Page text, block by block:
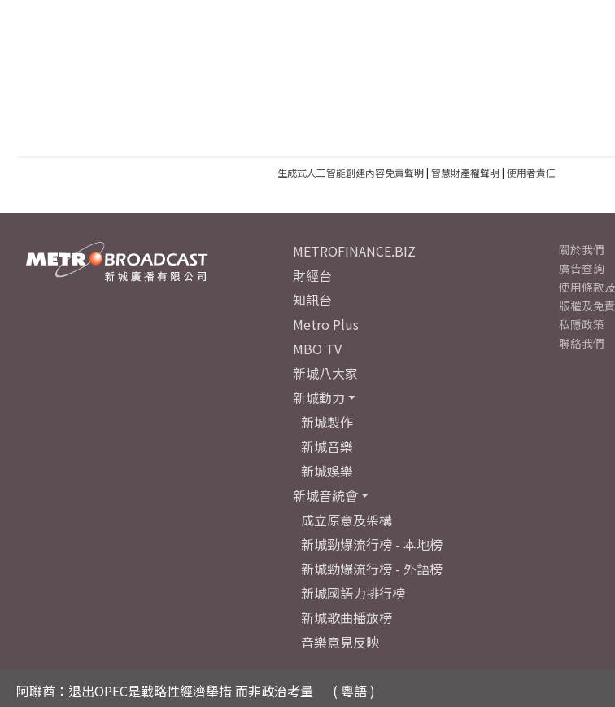
生成式人工智能創建內容免責聲明| 智慧財產權聲明| 使用者責任
阿聯酋：退出OPEC是戰略性經濟舉措 而非政治考量
( 粵語 )
METROFINANCE.BIZ
財經台
知訊台
Metro Plus
MBO TV
新城八大家
新城動力
新城製作
新城音樂
新城娛樂
新城音統會
成立原意及架構
新城勁爆流行榜 - 本地榜
新城勁爆流行榜 - 外語榜
新城國語力排行榜
新城歌曲播放榜
音樂意見反映
關於我們
廣告查詢
使用條款
版權及免
私隱政策
聯絡我們